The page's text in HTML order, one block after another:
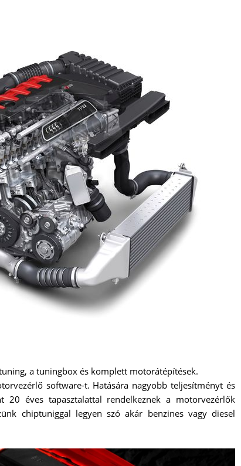
a tuningbox és komplett motorátépítések.
software-t. Hatására nagyobb teljesítményt és
éves tapasztalattal rendelkeznek a motorvezérlők
chiptuniggal legyen szó akár benzines vagy diesel